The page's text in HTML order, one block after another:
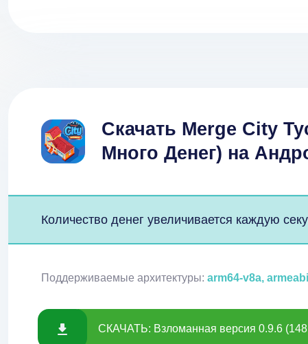
Скачать Merge City
Много Денег) на
Количество денег увеличивается каждую
Поддерживаемые архитектуры: arm64-v8a,
СКАЧАТЬ: Взломанная версия 0.9.6